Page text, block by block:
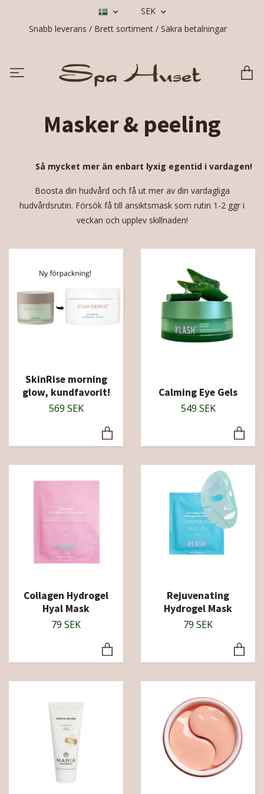
SEK
Snabb leverans / Brett sortiment / Säkra betalningar
Masker & peeling
Så mycket mer än enbart lyxig egentid i vardagen!
Boosta din hudvård och få ut mer av din vardagliga
hudvårdsrutin. Försök få till ansiktsmask som rutin 1-2 ggr i
veckan och upplev skillnaden!
SkinRise morning
glow, kundfavorit!
569 SEK
Calming Eye Gels
549 SEK
Collagen Hydrogel
Hyal Mask
79 SEK
Rejuvenating
Hydrogel Mask
79 SEK